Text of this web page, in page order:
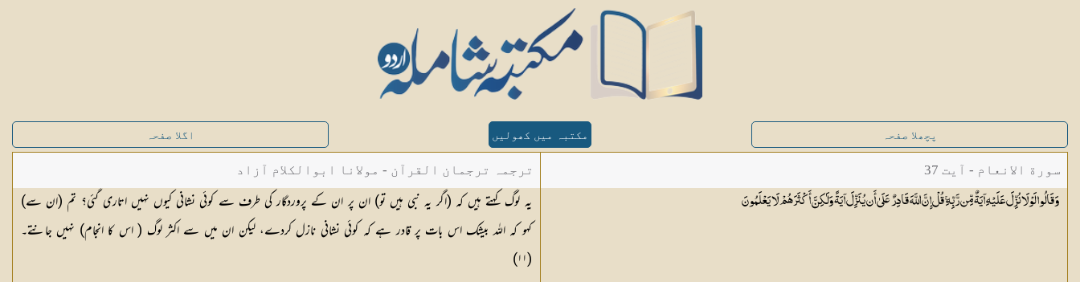
پچھلا صفحہ مکتبہ میں کھولیں اگلا صفحہ
سورة الانعام - آیت 37
وَقَالُوا لَوْلَا نُزِّلَ عَلَيْهِ آيَةٌ مِّن رَّبِّهِ ۚ قُلْ إِنَّ اللَّهَ قَادِرٌ عَلَىٰ أَن يُنَزِّلَ آيَةً وَلَٰكِنَّ أَكْثَرَهُمْ لَايَعْلَمُونَ
ترجمہ ترجمان القرآن - مولانا ابوالکلام آزاد
یہ لوگ کہتے ہیں کہ (اگر یہ نبی ہیں تو) ان پر ان کے پروردگار کی طرف سے کوئی نشانی کیوں نہیں اتاری گئی؟ تم (ان سے)
کہو کہ اللہ بیشک اس بات پر قادر ہے کہ کوئی نشانی نازل کردے، لیکن ان میں سے اکثر لوگ ( اس کا انجام) نہیں جانتے۔
(١١)